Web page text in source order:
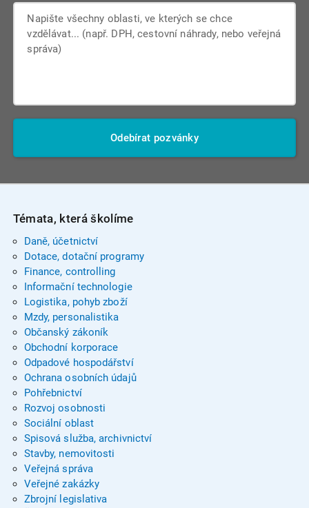
Odebírat pozvánky
Témata, která školíme
Daně, účetnictví
Dotace, dotační programy
Finance, controlling
Informační technologie
Logistika, pohyb zboží
Mzdy, personalistika
Občanský zákoník
Obchodní korporace
Odpadové hospodářství
Ochrana osobních údajů
Pohřebnictví
Rozvoj osobnosti
Sociální oblast
Spisová služba, archivnictví
Stavby, nemovitosti
Veřejná správa
Veřejné zakázky
Zbrojní legislativa